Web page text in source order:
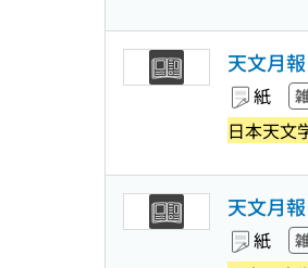
天文月
紙
日本天文
天文月
紙